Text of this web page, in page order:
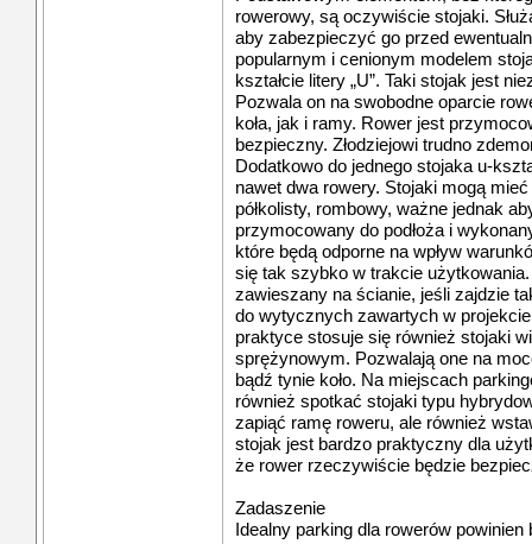
rowerowy, są oczywiście stojaki.
aby zabezpieczyć go przed
popularnym i cenionym modelem
kształcie litery „U”. Taki stojak jest
Pozwala on na swobodne oparcie
koła, jak i ramy. Rower jest
bezpieczny. Złodziejowi trudno
Dodatkowo do jednego stojaka u-
nawet dwa rowery. Stojaki mogą
półkolisty, rombowy, ważne jednak
przymocowany do podłoża i
które będą odporne na wpływ
się tak szybko w trakcie
zawieszany na ścianie, jeśli zajdzie
do wytycznych zawartych w
praktyce stosuje się również stojaki
sprężynowym. Pozwalają one na
bądź tynie koło. Na miejscach
również spotkać stojaki typu
zapiąć ramę roweru, ale również
stojak jest bardzo praktyczny dla
że rower rzeczywiście będzie
Zadaszenie
Idealny parking dla rowerów